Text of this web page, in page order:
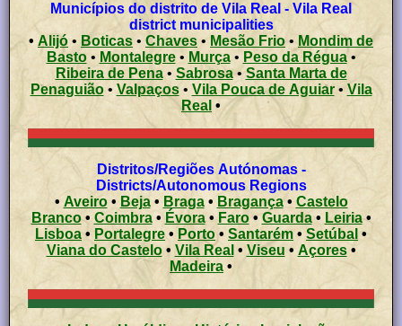
Municípios do distrito de Vila Real - Vila Real
district municipalities
• Alijó • Boticas • Chaves • Mesão Frio• Mondim de
Basto• Montalegre• Murça• Peso da Régua•
Ribeira de Pena• Sabrosa•Santa Marta de
Penaguião• Valpaços• Vila Pouca de Aguiar• Vila
Real •
Distritos/Regiões Autónomas -
Districts/Autonomous Regions
•Aveiro• Beja• Braga• Bragança• Castelo
Branco• Coimbra• Évora• Faro•Guarda• Leiria•
Lisboa •Portalegre • Porto • Santarém • Setúbal •
Viana do Castelo• Vila Real • Viseu • Açores •
Madeira •